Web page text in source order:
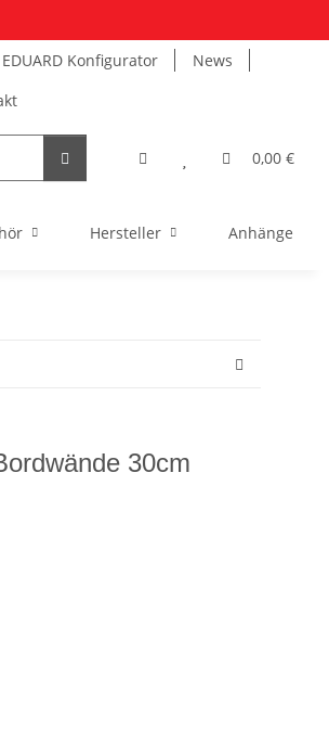
EDUARD Konfigurator
News
0,00 €
Hersteller Anhänger
30cm